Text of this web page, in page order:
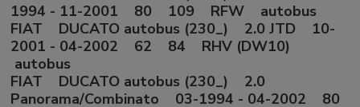
1994 - 11-2001 80 109 RFW autobus
FIAT DUCATO autobus (230_) 2.0 JTD 10-
2001 - 04-2002 62 84 RHV (DW10)
autobus
FIAT DUCATO autobus (230_) 2.0
Panorama/Combinato 03-1994 - 04-2002 80